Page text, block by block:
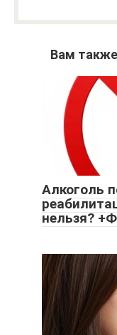
Вам
Алкоголь
нельзя?